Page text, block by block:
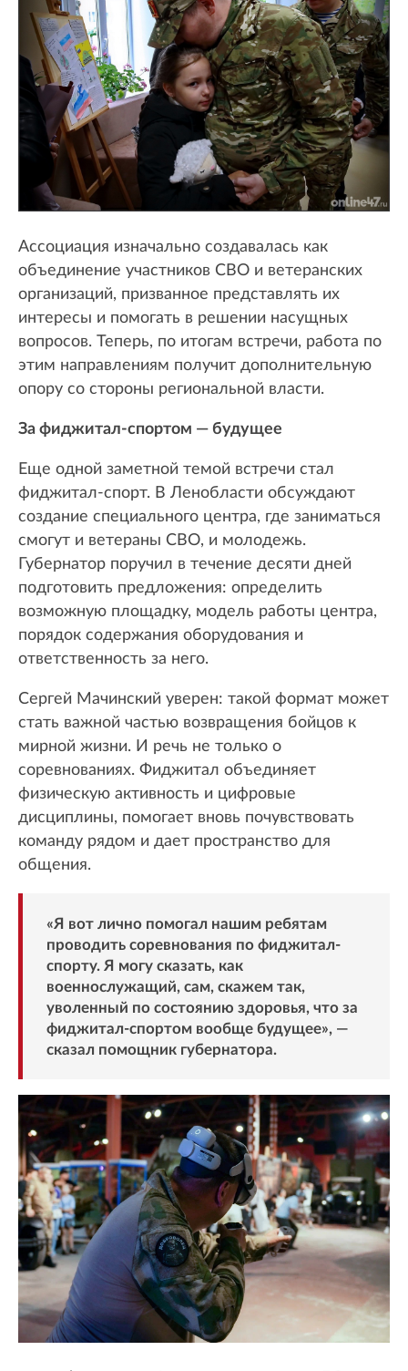
Ассоциация изначально создавалась как
объединение участников СВО и ветеранских
организаций, призванное представлять их
интересы и помогать в решении насущных
вопросов. Теперь, по итогам встречи, работа по
этим направлениям получит дополнительную
опору со стороны региональной власти.
За фиджитал-спортом — будущее
Еще одной заметной темой встречи стал
фиджитал-спорт. В Ленобласти обсуждают
создание специального центра, где заниматься
смогут и ветераны СВО, и молодежь.
Губернатор поручил в течение десяти дней
подготовить предложения: определить
возможную площадку, модель работы центра,
порядок содержания оборудования и
ответственность за него.
Сергей Мачинский уверен: такой формат может
стать важной частью возвращения бойцов к
мирной жизни. И речь не только о
соревнованиях. Фиджитал объединяет
физическую активность и цифровые
дисциплины, помогает вновь почувствовать
команду рядом и дает пространство для
общения.
«Я вот лично помогал нашим ребятам
проводить соревнования по фиджитал-
спорту. Я могу сказать, как
военнослужащий, сам, скажем так,
уволенный по состоянию здоровья, что за
фиджитал-спортом вообще будущее», —
сказал помощник губернатора.